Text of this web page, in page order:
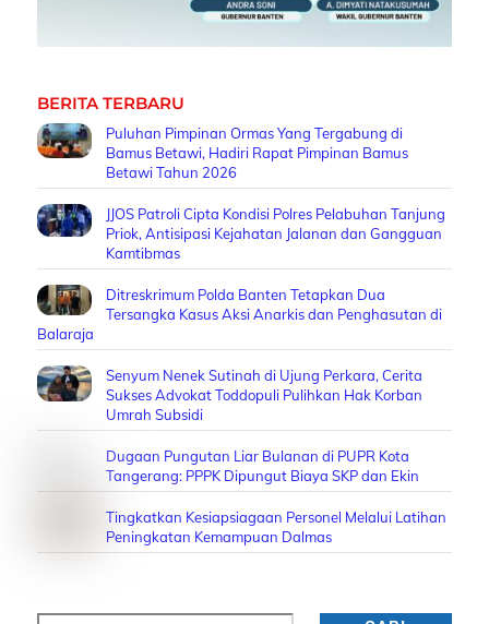
BERITA TERBARU
Puluhan Pimpinan Ormas Yang Tergabung di
Bamus Betawi, Hadiri Rapat Pimpinan Bamus
Betawi Tahun 2026
JJOS Patroli Cipta Kondisi Polres Pelabuhan Tanjung
Priok, Antisipasi Kejahatan Jalanan dan Gangguan
Kamtibmas
Ditreskrimum Polda Banten Tetapkan Dua
Tersangka Kasus Aksi Anarkis dan Penghasutan di
Balaraja
Senyum Nenek Sutinah di Ujung Perkara, Cerita
Sukses Advokat Toddopuli Pulihkan Hak Korban
Umrah Subsidi
Dugaan Pungutan Liar Bulanan di PUPR Kota
Tangerang: PPPK Dipungut Biaya SKP dan Ekin
Tingkatkan Kesiapsiagaan Personel Melalui Latihan
Peningkatan Kemampuan Dalmas